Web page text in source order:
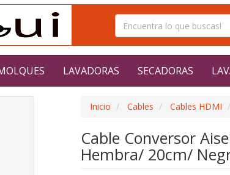
LAVADORAS SECADORAS
Inicio Cables Cables HDMI
Cable Conversor
Hembra/ 20cm/